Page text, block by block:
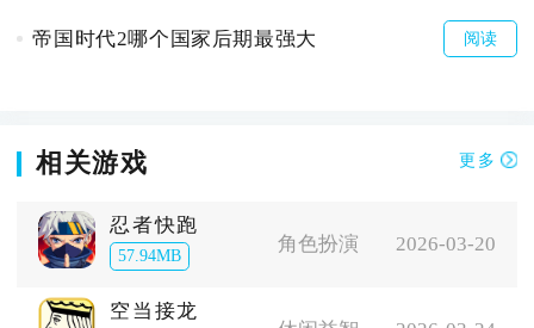
帝国时代2哪个国家后期最强大 阅读
相关游戏 更多
忍者快跑
57.94MB
角色扮演 2026-03-20
空当接龙